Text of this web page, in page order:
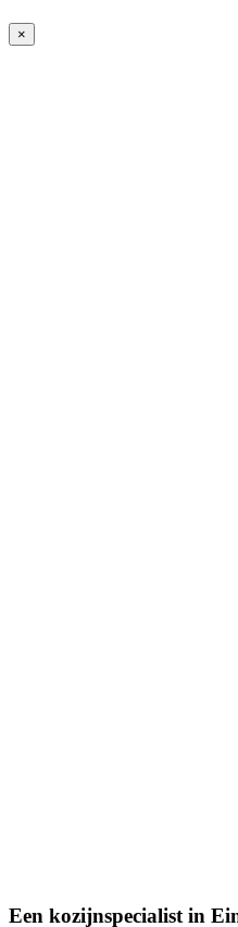
×
Een kozijnspecialist in